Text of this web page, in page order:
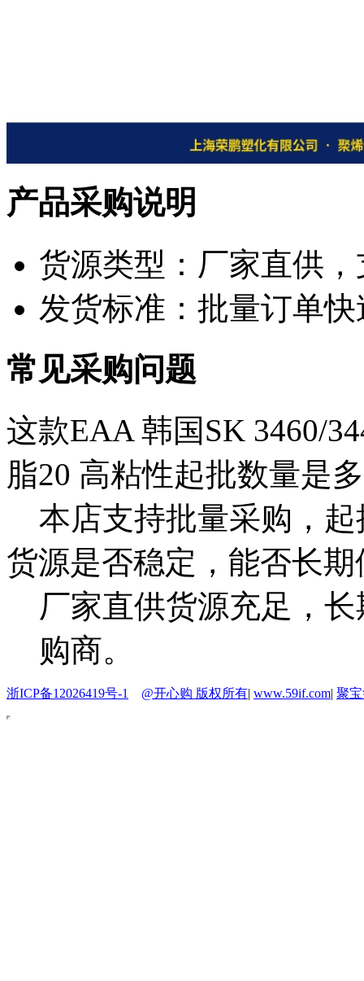
产品采购说明
货源类型：厂家直供
发货标准：批量订单
常见采购问题
这款EAA 韩国SK 3460/
脂20 高粘性起批数量是
本店支持批量采购，
货源是否稳定，能否长期
厂家直供货源充足，
购商。
浙ICP备12026419号-1 @开心购 版权所有| www.59if.com| 聚